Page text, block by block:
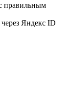
правильным
Яндекс ID